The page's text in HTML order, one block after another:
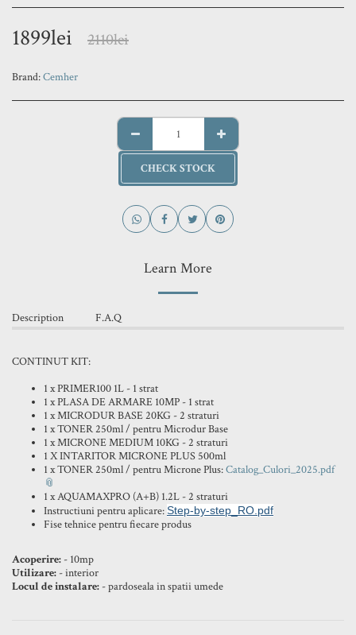
1899lei 2110lei
Brand:Cemher
CHECK STOCK
Learn More
Description F.A.Q
CONTINUT KIT:
1 x PRIMER100 1L - 1 strat
1 x PLASA DE ARMARE 10MP - 1 strat
1 x MICRODUR BASE 20KG - 2 straturi
1 x TONER 250ml / pentru Microdur Base
1 x MICRONE MEDIUM 10KG - 2 straturi
1 X INTARITOR MICRONE PLUS 500ml
1 x TONER 250ml / pentru Microne Plus:Catalog_Culori_2025.pdf
1 x AQUAMAXPRO (A+B) 1.2L - 2 straturi
Instructiuni pentru aplicare:Step-by-step_RO.pdf
Fise tehnice pentru fiecare produs
Acoperire: - 10mp
Utilizare: - interior
Locul de instalare: - pardoseala in spatii umede